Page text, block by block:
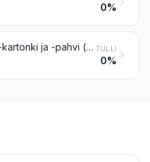
0%
Keräyspaperi, -kartonki ja -pahvi (-jäte) TULLI
0%